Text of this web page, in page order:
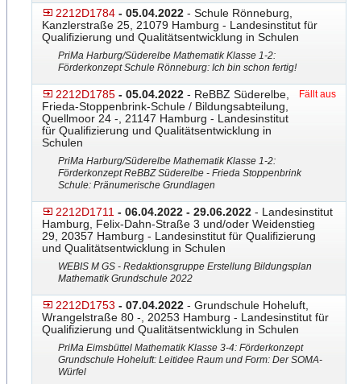
2212D1784 - 05.04.2022 - Schule Rönneburg,
Kanzlerstraße 25, 21079 Hamburg - Landesinstitut für
Qualifizierung und Qualitätsentwicklung in Schulen
PriMa Harburg/Süderelbe Mathematik Klasse 1-2:
Förderkonzept Schule Rönneburg: Ich bin schon fertig!
2212D1785 - 05.04.2022 - ReBBZ Süderelbe,
Frieda-Stoppenbrink-Schule ​ / Bildungsabteilung,
Quellmoor 24 -, 21147 Hamburg - Landesinstitut
für Qualifizierung und Qualitätsentwicklung in
Schulen
Fällt aus
PriMa Harburg/Süderelbe Mathematik Klasse 1-2:
Förderkonzept ReBBZ Süderelbe - Frieda Stoppenbrink
Schule: Pränumerische Grundlagen
2212D1711 - 06.04.2022 - 29.06.2022 - Landesinstitut
Hamburg, Felix-Dahn-Straße 3 und/oder Weidenstieg
29, 20357 Hamburg - Landesinstitut für Qualifizierung
und Qualitätsentwicklung in Schulen
WEBIS M GS - Redaktionsgruppe Erstellung Bildungsplan
Mathematik Grundschule 2022
2212D1753 - 07.04.2022 - Grundschule Hoheluft,
Wrangelstraße 80 -, 20253 Hamburg - Landesinstitut für
Qualifizierung und Qualitätsentwicklung in Schulen
PriMa Eimsbüttel Mathematik Klasse 3-4: Förderkonzept
Grundschule Hoheluft: Leitidee Raum und Form: Der SOMA-
Würfel